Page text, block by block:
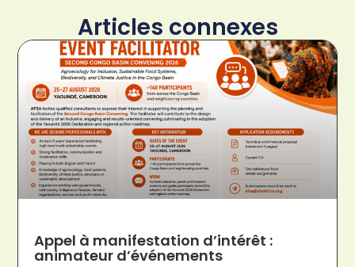
Articles connexes
Appel à manifestation d’intérêt :
animateur d’événements